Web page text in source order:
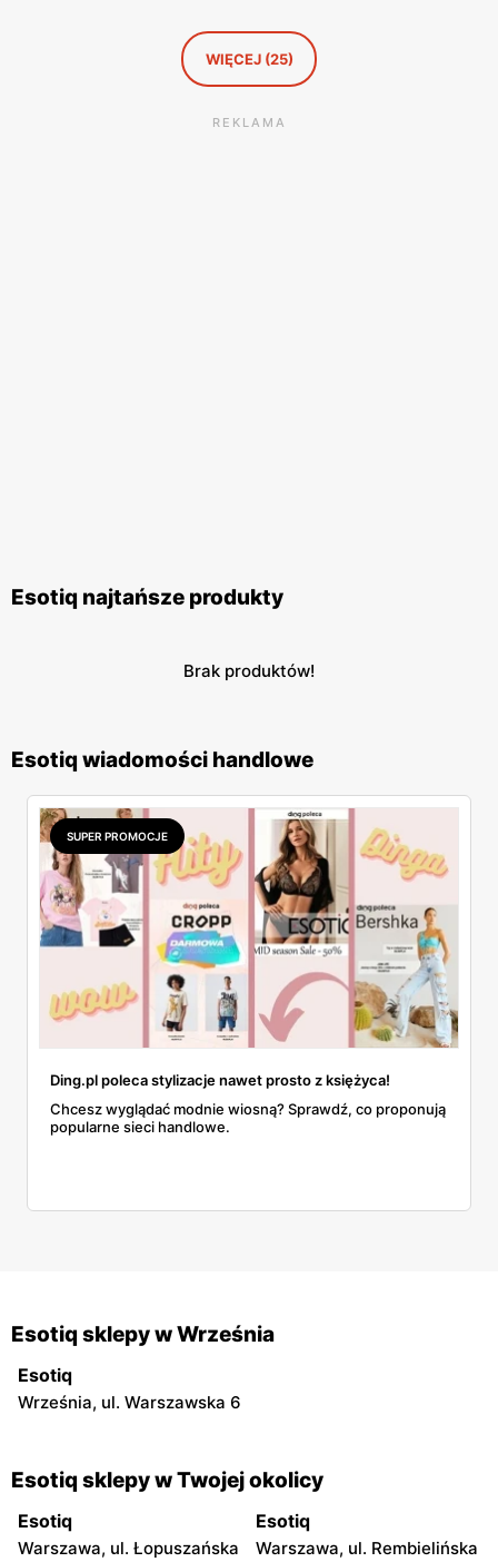
WIĘCEJ (25)
REKLAMA
Esotiq najtańsze produkty
Brak produktów!
Esotiq wiadomości handlowe
SUPER PROMOCJE
Ding.pl poleca stylizacje nawet prosto z księżyca!
Chcesz wyglądać modnie wiosną? Sprawdź, co proponują
popularne sieci handlowe.
Esotiq sklepy w Września
Esotiq
Września, ul. Warszawska 6
Esotiq sklepy w Twojej okolicy
Esotiq
Warszawa, ul. Łopuszańska
Esotiq
Warszawa, ul. Rembielińska